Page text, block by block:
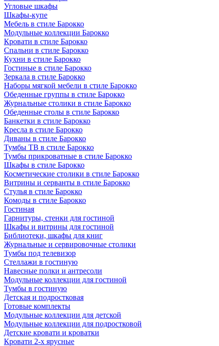
Угловые шкафы
Шкафы-купе
Мебель в стиле Барокко
Модульные коллекции Барокко
Кровати в стиле Барокко
Спальни в стиле Барокко
Кухни в стиле Барокко
Гостиные в стиле Барокко
Зеркала в стиле Барокко
Наборы мягкой мебели в стиле Барокко
Обеденные группы в стиле Барокко
Журнальные столики в стиле Барокко
Обеденные столы в стиле Барокко
Банкетки в стиле Барокко
Кресла в стиле Барокко
Диваны в стиле Барокко
Тумбы ТВ в стиле Барокко
Тумбы прикроватные в стиле Барокко
Шкафы в стиле Барокко
Косметические столики в стиле Барокко
Витрины и серванты в стиле Барокко
Стулья в стиле Барокко
Комоды в стиле Барокко
Гостиная
Гарнитуры, стенки для гостиной
Шкафы и витрины для гостиной
Библиотеки, шкафы для книг
Журнальные и сервировочные столики
Тумбы под телевизор
Стеллажи в гостиную
Навесные полки и антресоли
Модульные коллекции для гостиной
Тумбы в гостиную
Детская и подростковая
Готовые комплекты
Модульные коллекции для детской
Модульные коллекции для подростковой
Детские кровати и кроватки
Кровати 2-х ярусные